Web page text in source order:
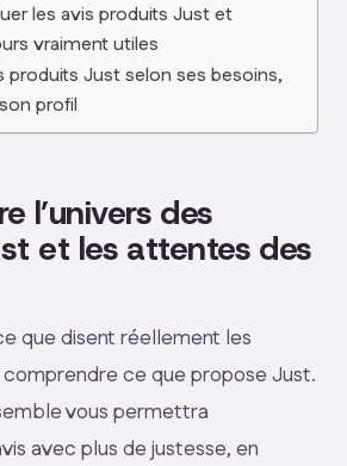
les avis produits Just et
vraiment utiles
produits Just selon ses besoins,
profil
l’univers des
et les attentes des
que disent réellement les
ce que propose Just.
vous permettra
avec plus de justesse, en